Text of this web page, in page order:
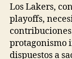
Los Lakers,
playoffs,
protagonismo
dispuestos a